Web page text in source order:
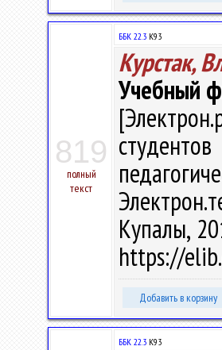
819
полный
текст
ББК 22.3 К93
Курстак,
Учебный
Купалы,
https://
Добавить в корзину
ББК 22.3 К93